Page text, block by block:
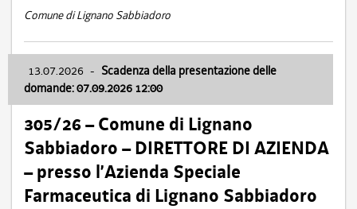
Comune di Lignano Sabbiadoro
13.07.2026 - Scadenza della presentazione delle
domande: 07.09.2026 12:00
305/26 – Comune di Lignano
Sabbiadoro – DIRETTORE DI AZIENDA
– presso l’Azienda Speciale
Farmaceutica di Lignano Sabbiadoro